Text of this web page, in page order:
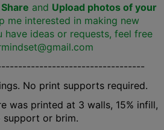
Share and Upload photos of your
me interested in making new
have ideas or requests, feel free
No print supports required.
was printed at 3 walls, 15% infill,
support or brim.